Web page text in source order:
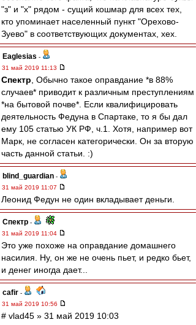
"з" и "х" рядом - сущий кошмар для всех тех,
кто упоминает населенный пункт "Орехово-
Зуево" в соответствующих документах, хех.
Eaglesias -
31 май 2019 11:13
Спектр , Обычно такое оправдание *в 88%
случаев* приводит к различным преступлениям
*на бытовой почве*. Если квалифицировать
деятельность Федуна в Спартаке, то я бы дал
ему 105 статью УК РФ, ч.1. Хотя, например вот
Марк, не согласен категорически. Он за вторую
часть данной статьи. :)
blind_guardian -
31 май 2019 11:07
Леонид Федун не один вкладывает деньги.
Спектр -
31 май 2019 11:04
Это уже похоже на оправдание домашнего
насилия. Ну, он же не очень пьет, и редко бьет,
и денег иногда дает...
cafir -
31 май 2019 10:56
# vlad45 » 31 май 2019 10:03